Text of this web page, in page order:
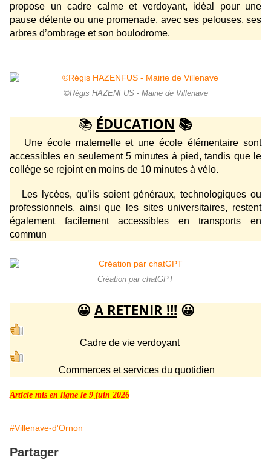
propose un cadre calme et verdoyant, idéal pour une
pause détente ou une promenade, avec ses pelouses, ses
arbres d’ombrage et son boulodrome.
©Régis HAZENFUS - Mairie de Villenave
📚 ÉDUCATION 📚
Une école maternelle et une école élémentaire sont
accessibles en seulement 5 minutes à pied, tandis que le
collège se rejoint en moins de 10 minutes à vélo.
Les lycées, qu’ils soient généraux, technologiques ou
professionnels, ainsi que les sites universitaires, restent
également facilement accessibles en transports en
commun
Création par chatGPT
😀 A RETENIR !!! 😀
Cadre de vie verdoyant
Commerces et services du quotidien
Article mis en ligne le 9 juin 2026
#Villenave-d'Ornon
Partager